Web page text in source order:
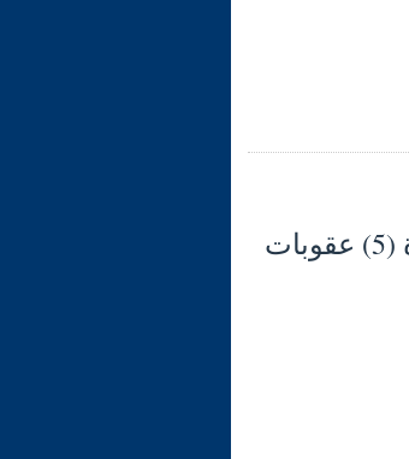
شرح الوجيز في فقه السنّة والكتاب العزيز (128) كتاب الزّكاة (5) عقوبات